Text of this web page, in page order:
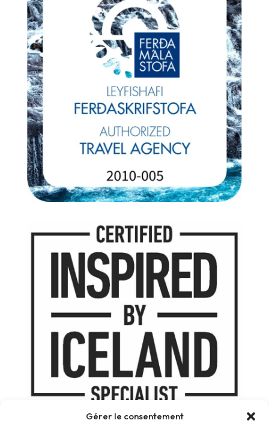
Gérer le consentement